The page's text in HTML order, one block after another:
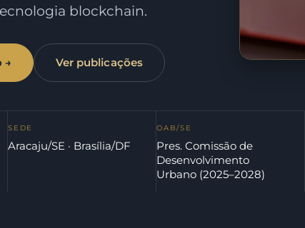
blockchain.
→ Ver publicações
SEDE
Aracaju/SE · Brasília/DF
OAB/SE
Pres. Comissão de
Desenvolvimento
Urbano (2025–2028)